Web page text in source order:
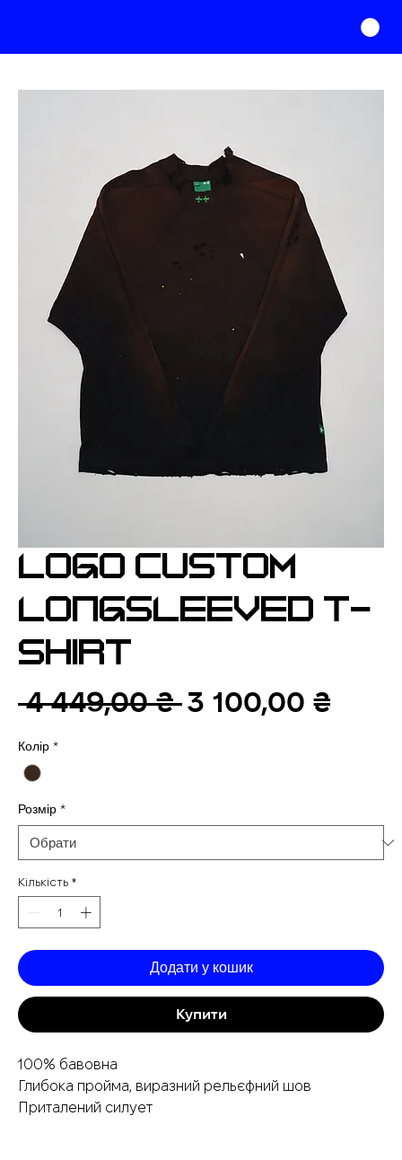
LOGO CUSTOM
LONGSLEEVED T-
SHIRT
4 449,00 ₴ Звичайна
3 100,00 ₴
Колір *
Розмір *
Кількість *
Додати у кошик
Купити
100% бавовна
Глибока пройма, виразний рельєфний шов
Приталений силует